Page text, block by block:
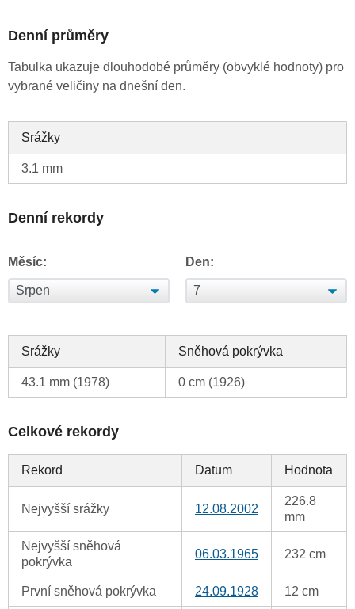
Denní průměry
Tabulka ukazuje dlouhodobé průměry (obvyklé hodnoty) pro
vybrané veličiny na dnešní den.
Srážky
3.1 mm
Denní rekordy
Měsíc: Den:
Srážky Sněhová pokrývka
43.1 mm (1978) 0 cm (1926)
Celkové rekordy
Rekord Datum Hodnota
Nejvyšší srážky 12.08.2002
226.8
mm
Nejvyšší sněhová
pokrývka
06.03.1965 232 cm
První sněhová pokrývka 24.09.1928 12 cm